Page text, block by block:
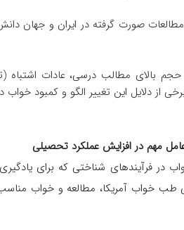
صورت گرفته در ایران و جهان
بالای مطالب درسی، عادات اشتباه
از دلایل این تغییر الگو و کمبود
مهم در افزایش عملکرد تحصیلی
در فرآیندهای شناختی که برای
طب خواب آمریکا، مطالعه و خواب